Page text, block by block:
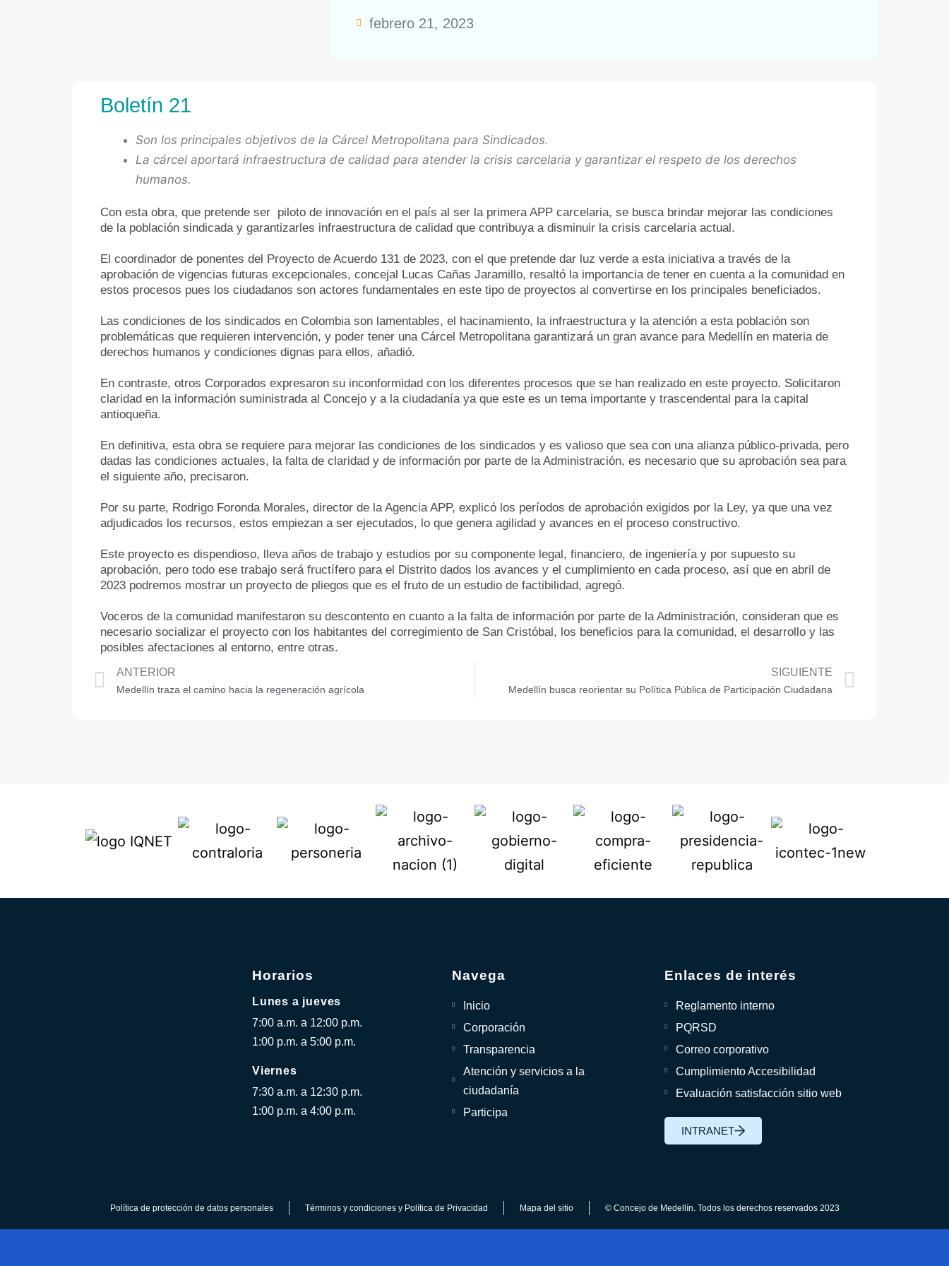
febrero 21, 2023
Boletín 21
Son los principales objetivos de la Cárcel Metropolitana para Sindicados.
La cárcel aportará infraestructura de calidad para atender la crisis carcelaria y garantizar el respeto de los derechos
humanos.
Con esta obra, que pretende ser piloto de innovación en el país al ser la primera APP carcelaria, se busca brindar mejorar las condiciones
de la población sindicada y garantizarles infraestructura de calidad que contribuya a disminuir la crisis carcelaria actual.
El coordinador de ponentes del Proyecto de Acuerdo 131 de 2023, con el que pretende dar luz verde a esta iniciativa a través de la
aprobación de vigencias futuras excepcionales, concejal Lucas Cañas Jaramillo, resaltó la importancia de tener en cuenta a la comunidad en
estos procesos pues los ciudadanos son actores fundamentales en este tipo de proyectos al convertirse en los principales beneficiados.
Las condiciones de los sindicados en Colombia son lamentables, el hacinamiento, la infraestructura y la atención a esta población son
problemáticas que requieren intervención, y poder tener una Cárcel Metropolitana garantizará un gran avance para Medellín en materia de
derechos humanos y condiciones dignas para ellos, añadió.
En contraste, otros Corporados expresaron su inconformidad con los diferentes procesos que se han realizado en este proyecto. Solicitaron
claridad en la información suministrada al Concejo y a la ciudadanía ya que este es un tema importante y trascendental para la capital
antioqueña.
En definitiva, esta obra se requiere para mejorar las condiciones de los sindicados y es valioso que sea con una alianza público-privada, pero
dadas las condiciones actuales, la falta de claridad y de información por parte de la Administración, es necesario que su aprobación sea para
el siguiente año, precisaron.
Por su parte, Rodrigo Foronda Morales, director de la Agencia APP, explicó los períodos de aprobación exigidos por la Ley, ya que una vez
adjudicados los recursos, estos empiezan a ser ejecutados, lo que genera agilidad y avances en el proceso constructivo.
Este proyecto es dispendioso, lleva años de trabajo y estudios por su componente legal, financiero, de ingeniería y por supuesto su
aprobación, pero todo ese trabajo será fructífero para el Distrito dados los avances y el cumplimiento en cada proceso, así que en abril de
2023 podremos mostrar un proyecto de pliegos que es el fruto de un estudio de factibilidad, agregó.
Voceros de la comunidad manifestaron su descontento en cuanto a la falta de información por parte de la Administración, consideran que es
necesario socializar el proyecto con los habitantes del corregimiento de San Cristóbal, los beneficios para la comunidad, el desarrollo y las
posibles afectaciones al entorno, entre otras.
ANTERIOR
Medellín traza el camino hacia la regeneración agrícola
SIGUIENTE
Medellín busca reorientar su Política Pública de Participación Ciudadana
Horarios
Lunes a jueves
7:00 a.m. a 12:00 p.m.
1:00 p.m. a 5:00 p.m.
Viernes
7:30 a.m. a 12:30 p.m.
1:00 p.m. a 4:00 p.m.
Navega
Inicio
Corporación
Transparencia
Atención y servicios a la
ciudadanía
Participa
Enlaces de interés
Reglamento interno
PQRSD
Correo corporativo
Cumplimiento Accesibilidad
Evaluación satisfacción sitio web
INTRANET
Política de protección de datos personales Términos y condiciones y Política de Privacidad Mapa del sitio © Concejo de Medellín. Todos los derechos reservados 2023